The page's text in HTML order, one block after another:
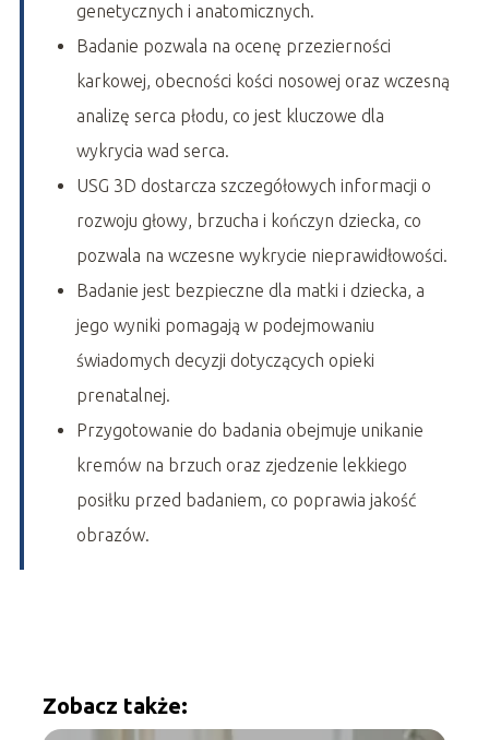
genetycznych i anatomicznych.
Badanie pozwala na ocenę przezierności
karkowej, obecności kości nosowej oraz wczesną
analizę serca płodu, co jest kluczowe dla
wykrycia wad serca.
USG 3D dostarcza szczegółowych informacji o
rozwoju głowy, brzucha i kończyn dziecka, co
pozwala na wczesne wykrycie nieprawidłowości.
Badanie jest bezpieczne dla matki i dziecka, a
jego wyniki pomagają w podejmowaniu
świadomych decyzji dotyczących opieki
prenatalnej.
Przygotowanie do badania obejmuje unikanie
kremów na brzuch oraz zjedzenie lekkiego
posiłku przed badaniem, co poprawia jakość
obrazów.
Zobacz także: